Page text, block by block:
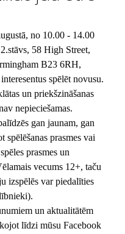
no 10.00 - 14.00
58 High Street,
B23 6RH,
spēlēt novusu.
un priekšzināšanas
nepieciešamas.
gan jaunam, gan
spēlēšanas prasmes vai
prasmes un
vecums 12+, taču
izspēlēs var piedalīties
un aktualitātēm
līdzi mūsu Facebook